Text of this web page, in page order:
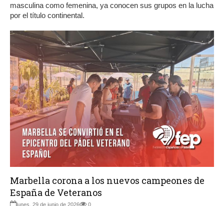
masculina como femenina, ya conocen sus grupos en la lucha
por el título continental.
Marbella corona a los nuevos campeones de
España de Veteranos
lunes, 29 de junio de 2026 0